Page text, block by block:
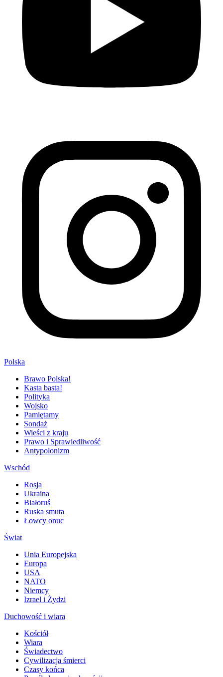
Polska
Brawo Polska!
Kasta basta!
Polityka
Wojsko
Pamiętamy
Sondaż
Wieści z kraju
Prawo i Sprawiedliwość
Antypolonizm
Wschód
Rosja
Ukraina
Białoruś
Ruska smuta
Łowcy onuc
Świat
Unia Europejska
Europa
USA
NATO
Niemcy
Izrael i Żydzi
Duchowość i wiara
Kościół
Wiara
Świadectwo
Cywilizacja śmierci
Czasy końca